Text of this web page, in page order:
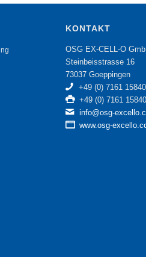
KONTAKT
OSG EX-CELL-O
Steinbeisstrasse 16
73037 Goeppingen
+49 (0) 7161
+49 (0) 7161
info@osg-
www.osg-